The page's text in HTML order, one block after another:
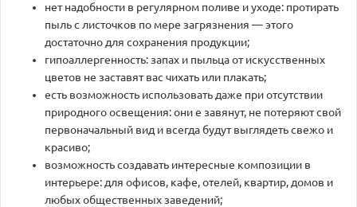
нет надобности в регулярном поливе и уходе: протирать
пыль с листочков по мере загрязнения — этого
достаточно для сохранения продукции;
гипоаллергенность: запах и пыльца от искусственных
цветов не заставят вас чихать или плакать;
есть возможность использовать даже при отсутствии
природного освещения: они е завянут, не потеряют свой
первоначальный вид и всегда будут выглядеть свежо и
красиво;
возможность создавать интересные композиции в
интерьере: для офисов, кафе, отелей, квартир, домов и
любых общественных заведений;